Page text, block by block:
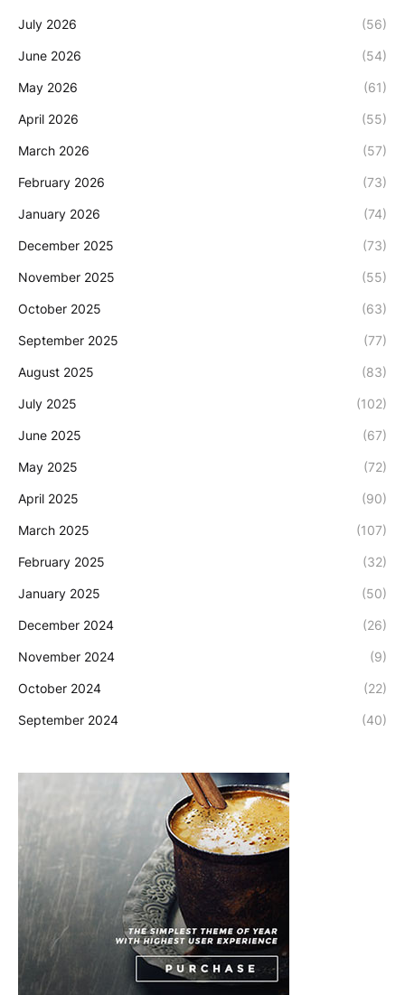
July 2026 (56)
June 2026 (54)
May 2026 (61)
April 2026 (55)
March 2026 (57)
February 2026 (73)
January 2026 (74)
December 2025 (73)
November 2025 (55)
October 2025 (63)
September 2025 (77)
August 2025 (83)
July 2025 (102)
June 2025 (67)
May 2025 (72)
April 2025 (90)
March 2025 (107)
February 2025 (32)
January 2025 (50)
December 2024 (26)
November 2024 (9)
October 2024 (22)
September 2024 (40)